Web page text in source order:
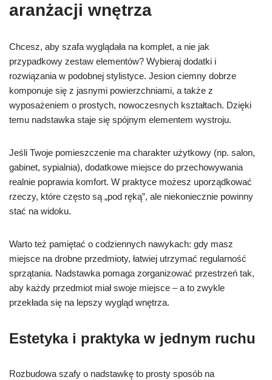
aranżacji wnętrza
Chcesz, aby szafa wyglądała na komplet, a nie jak
przypadkowy zestaw elementów? Wybieraj dodatki i
rozwiązania w podobnej stylistyce. Jesion ciemny dobrze
komponuje się z jasnymi powierzchniami, a także z
wyposażeniem o prostych, nowoczesnych kształtach. Dzięki
temu nadstawka staje się spójnym elementem wystroju.
Jeśli Twoje pomieszczenie ma charakter użytkowy (np. salon,
gabinet, sypialnia), dodatkowe miejsce do przechowywania
realnie poprawia komfort. W praktyce możesz uporządkować
rzeczy, które często są „pod ręką”, ale niekoniecznie powinny
stać na widoku.
Warto też pamiętać o codziennych nawykach: gdy masz
miejsce na drobne przedmioty, łatwiej utrzymać regularność
sprzątania. Nadstawka pomaga zorganizować przestrzeń tak,
aby każdy przedmiot miał swoje miejsce – a to zwykle
przekłada się na lepszy wygląd wnętrza.
Estetyka i praktyka w jednym ruchu
Rozbudowa szafy o nadstawkę to prosty sposób na